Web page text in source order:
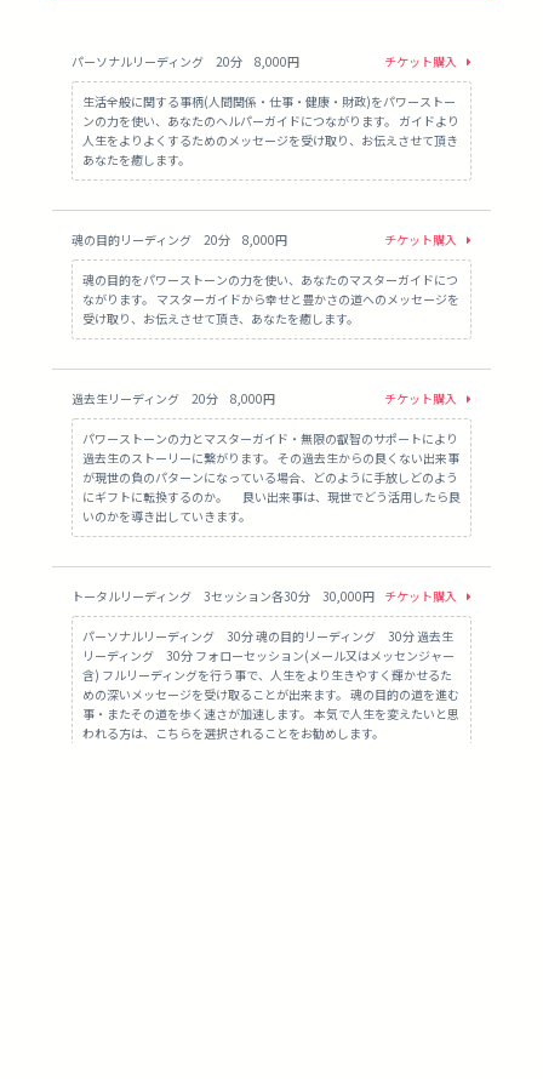
パーソナルリーディング 20分 8,000円 チケット購入
生活全般に関する事柄(人間関係・仕事・健康・財政)をパワーストー
ンの力を使い、あなたのヘルパーガイドにつながります。 ガイドより
人生をよりよくするためのメッセージを受け取り、お伝えさせて頂き
あなたを癒します。
魂の目的リーディング 20分 8,000円 チケット購入
魂の目的をパワーストーンの力を使い、あなたのマスターガイドにつ
ながります。 マスターガイドから幸せと豊かさの道へのメッセージを
受け取り、お伝えさせて頂き、あなたを癒します。
過去生リーディング 20分 8,000円 チケット購入
パワーストーンの力とマスターガイド・無限の叡智のサポートにより
過去生のストーリーに繋がります。 その過去生からの良くない出来事
が現世の負のパターンになっている場合、どのように手放しどのよう
にギフトに転換するのか。 良い出来事は、現世でどう活用したら良
いのかを導き出していきます。
トータルリーディング 3セッション各30分 30,000円 チケット購入
パーソナルリーディング 30分 魂の目的リーディング 30分 過去生
リーディング 30分 フォローセッション(メール又はメッセンジャー
含) フルリーディングを行う事で、人生をより生きやすく輝かせるた
めの深いメッセージを受け取ることが出来ます。 魂の目的の道を進む
事・またその道を歩く速さが加速します。 本気で人生を変えたいと思
われる方は、こちらを選択されることをお勧めします。